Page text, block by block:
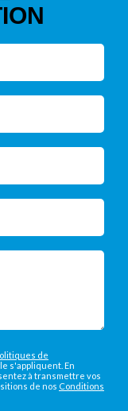
de
s'appliquent. En
à transmettre vos
de nos Conditions